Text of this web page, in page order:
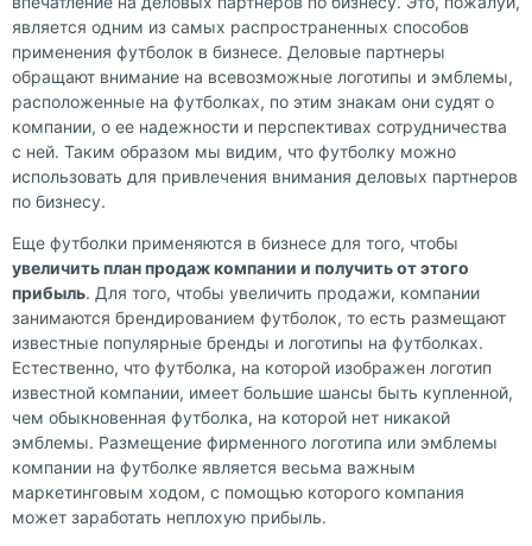
является одним из самых распространенных способов
применения футболок в бизнесе. Деловые партнеры
обращают внимание на всевозможные логотипы и эмблемы,
расположенные на футболках, по этим знакам они судят о
компании, о ее надежности и перспективах сотрудничества
с ней. Таким образом мы видим, что футболку можно
использовать для привлечения внимания деловых партнеров
по бизнесу.
Еще футболки применяются в бизнесе для того, чтобы
увеличить план продаж компании и получить от этого
прибыль. Для того, чтобы увеличить продажи, компании
занимаются брендированием футболок, то есть размещают
известные популярные бренды и логотипы на футболках.
Естественно, что футболка, на которой изображен логотип
известной компании, имеет большие шансы быть купленной,
чем обыкновенная футболка, на которой нет никакой
эмблемы. Размещение фирменного логотипа или эмблемы
компании на футболке является весьма важным
маркетинговым ходом, с помощью которого компания
может заработать неплохую прибыль.